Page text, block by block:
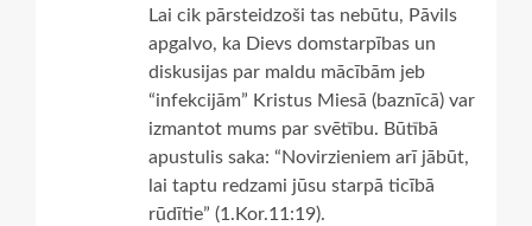
Lai cik pārsteidzoši tas nebūtu, Pāvils
apgalvo, ka Dievs domstarpības un
diskusijas par maldu mācībām jeb
“infekcijām” Kristus Miesā (baznīcā) var
izmantot mums par svētību. Būtībā
apustulis saka: “Novirzieniem arī jābūt,
lai taptu redzami jūsu starpā ticībā
rūdītie” (1.Kor.11:19).